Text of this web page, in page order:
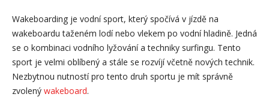
Wakeboarding je vodní sport, který spočívá v jízdě na
wakeboardu taženém lodí nebo vlekem po vodní hladině. Jedná
se o kombinaci vodního lyžování a techniky surfingu. Tento
sport je velmi oblíbený a stále se rozvíjí včetně nových technik.
Nezbytnou nutností pro tento druh sportu je mít správně
zvolený wakeboard.